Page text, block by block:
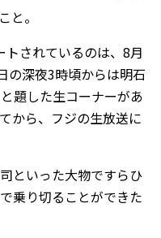
と。
トされているのは、8月
の深夜3時頃からは明石
題した生コーナーがあ
から、フジの生放送に
といった大物ですらひ
乗り切ることができた